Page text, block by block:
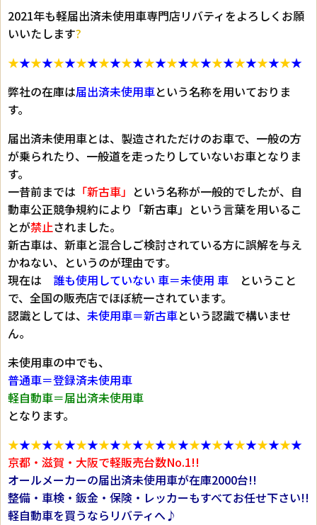
2021年も軽届出済未使用車専門店リバティをよろしくお願
いいたします?
★★★★★★★★★★★★★★★★★★★★★★★★★★
弊社の在庫は届出済未使用車という名称を用いておりま
す。
届出済未使用車とは、製造されただけのお車で、一般の方
が乗られたり、一般道を走ったりしていないお車となりま
す。
一昔前までは 「新古車」 という名称が一般的でしたが、自
動車公正競争規約により 「新古車」 という言葉を用いるこ
とが禁止されました。
新古車は、新車と混合しご検討されている方に誤解を与え
かねない、というのが理由です。
現在は 誰も使用していない 車＝未使用 車 ということ
で、全国の販売店でほぼ統一されています。
認識としては、 未使用車＝新古車という認識で構いませ
ん。
未使用車の中でも、
普通車＝登録済未使用車
軽自動車＝届出済未使用車
となります。
★★★★★★★★★★★★★★★★★★★★★★★★★★
京都・滋賀・大阪で軽販売台数No.1!!
オールメーカーの届出済未使用車が在庫2000台!!
整備・車検・鈑金・保険・レッカーもすべてお任せ下さい!!
軽自動車を買うならリバティへ♪